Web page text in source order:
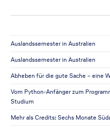
Auslandssemester in Australien
Auslandssemester in Australien
Abheben für die gute Sache – eine
Vom Python-Anfänger zum
Studium
Mehr als Credits: Sechs Monate